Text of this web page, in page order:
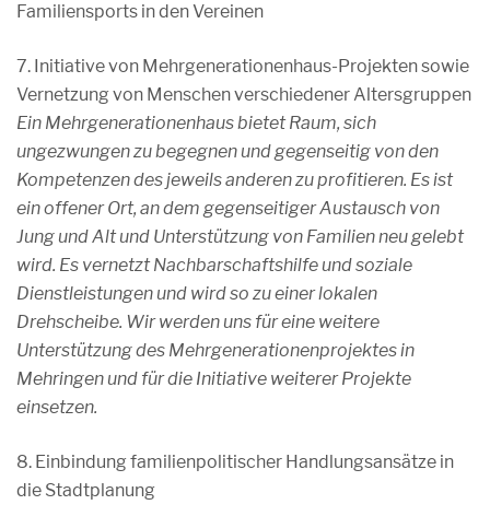
Familiensports in den Vereinen
7. Initiative von Mehrgenerationenhaus-Projekten sowie
Vernetzung von Menschen verschiedener Altersgruppen
Ein Mehrgenerationenhaus bietet Raum, sich
ungezwungen zu begegnen und gegenseitig von den
Kompetenzen des jeweils anderen zu profitieren. Es ist
ein offener Ort, an dem gegenseitiger Austausch von
Jung und Alt und Unterstützung von Familien neu gelebt
wird. Es vernetzt Nachbarschaftshilfe und soziale
Dienstleistungen und wird so zu einer lokalen
Drehscheibe. Wir werden uns für eine weitere
Unterstützung des Mehrgenerationenprojektes in
Mehringen und für die Initiative weiterer Projekte
einsetzen.
8. Einbindung familienpolitischer Handlungsansätze in
die Stadtplanung